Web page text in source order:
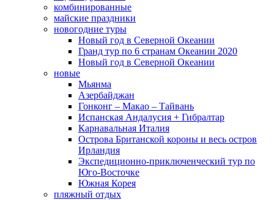
комбинированные
майские праздники
новогодние туры
Новый год в Северной Океании
Гранд тур по 6 странам Океании 2020
Новый год в Северной Океании
новые
Мьянма
Азербайджан
Гонконг – Макао – Тайвань
Испанская Андалусия + Гибралтар
Карнавальная Италия
Острова Британской короны и весь остров
Ирландия
Экспедиционно-приключенческий тур по
Юго-Восточке
Южная Корея
пляжный отдых